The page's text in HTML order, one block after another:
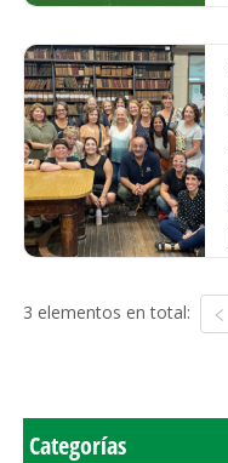
3 elementos en total:
Categorías